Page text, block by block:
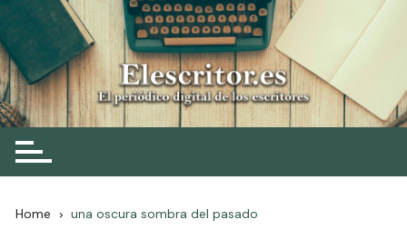
Skip
to
content
Elescritor.es
El periódico digital de los escritores
Home una oscura sombra del pasado